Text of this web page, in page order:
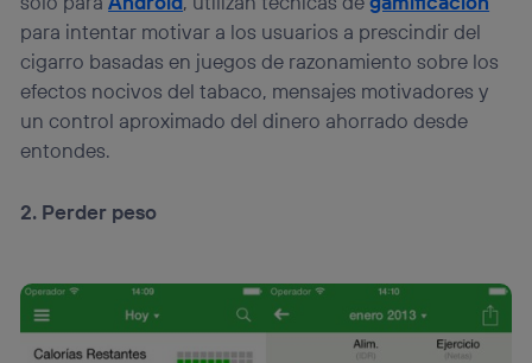
para intentar motivar a los usuarios a prescindir del
cigarro basadas en juegos de razonamiento sobre los
efectos nocivos del tabaco, mensajes motivadores y
un control aproximado del dinero ahorrado desde
entondes.
2. Perder peso
actividades de navegación de los miembros del hogar
que hayan dado su consentimiento.
Si utilizasdatos móviles, el marketing será más
personalizado, ya que se basará únicamente en la
navegación del usuario del móvil.
Puedes gestionar los consentimientos Utiq seleccionando
(“consenthub”)